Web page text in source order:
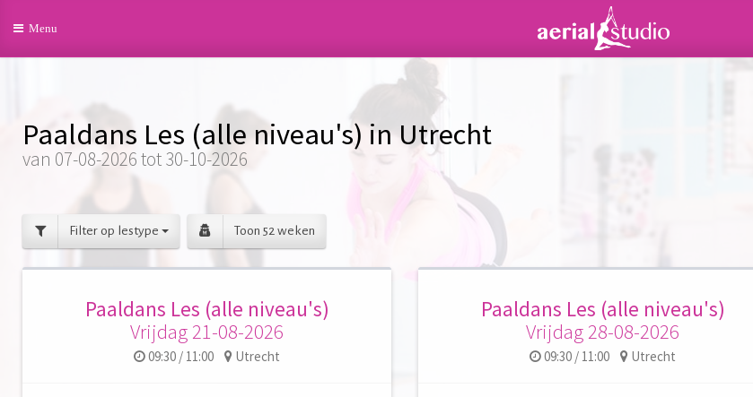
Menu
Paaldans Les (alle niveau's) in Utrecht
van 07-08-2026 tot 30-10-2026
Filter op lestype Toon 52 weken
Paaldans Les (alle niveau's)
Vrijdag 21-08-2026
09:30 / 11:00 Utrecht
Paaldans Les (alle niveau's)
Vrijdag 28-08-2026
09:30 / 11:00 Utrecht